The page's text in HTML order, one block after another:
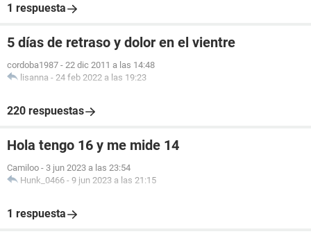
1 respuesta
5 días de retraso y dolor en el vientre
cordoba1987 - 22 dic 2011 a las 14:48
lisanna - 24 feb 2022 a las 19:23
220 respuestas
Hola tengo 16 y me mide 14
Camiloo - 3 jun 2023 a las 23:54
Hunk_0466 - 9 jun 2023 a las 21:15
1 respuesta